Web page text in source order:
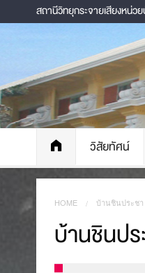
สถานีวิทยุกระจายเสียงหน่
วิสัยทัศน์
HOME CURRENT:
บ้านชินประชา
บ้านชินปร